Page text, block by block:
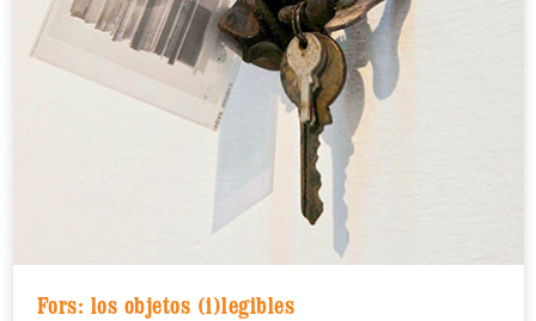
Fors: los objetos (i)legibles